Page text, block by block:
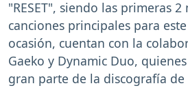
"RESET", siendo las primeras
canciones principales para
ocasión, cuentan con la
Gaeko y Dynamic Duo,
gran parte de la discografía de